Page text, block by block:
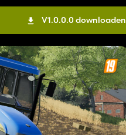
V1.0.0.0 downloaden